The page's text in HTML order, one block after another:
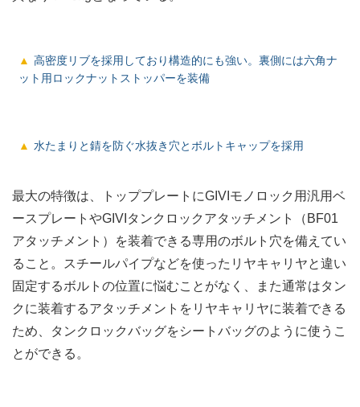
高密度リブを採用しており構造的にも強い。裏側には六角ナ
ット用ロックナットストッパーを装備
水たまりと錆を防ぐ水抜き穴とボルトキャップを採用
最大の特徴は、トッププレートにGIVIモノロック用汎用ベ
ースプレートやGIVIタンクロックアタッチメント（BF01
アタッチメント）を装着できる専用のボルト穴を備えてい
ること。スチールパイプなどを使ったリヤキャリヤと違い
固定するボルトの位置に悩むことがなく、また通常はタン
クに装着するアタッチメントをリヤキャリヤに装着できる
ため、タンクロックバッグをシートバッグのように使うこ
とができる。